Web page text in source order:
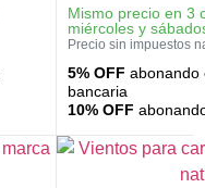
Mismo precio en 3
miércoles y
Precio sin impuestos
5% OFF abonando
bancaria
10% OFF